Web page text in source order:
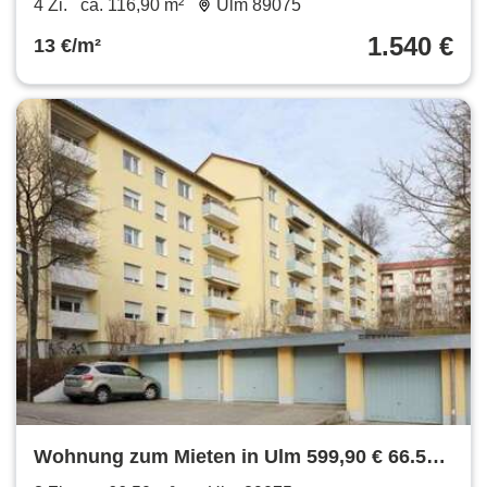
4 Zi. ca. 116,90 m² Ulm 89075
13 €/m² 1.540 €
Wohnung zum Mieten in Ulm 599,90 € 66.5